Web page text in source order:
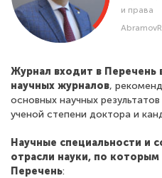
и права
Журнал входит в Перечень
научных журналов,
основных научных
ученой степени доктора и
Научные специальности и
отрасли науки, по
Перечень: